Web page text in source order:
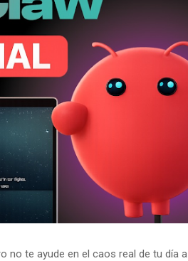
no te ayude en el caos real de tu día